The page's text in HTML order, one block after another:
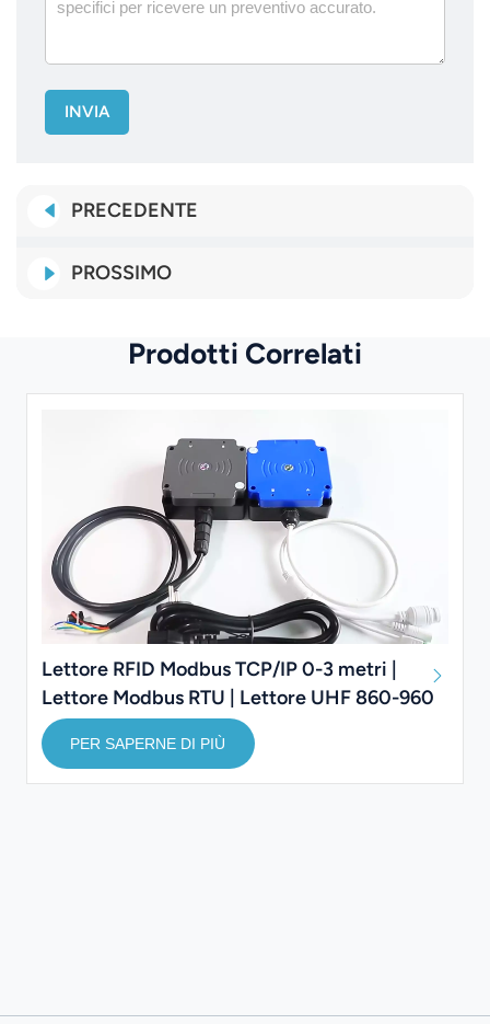
INVIA
PRECEDENTE
PROSSIMO
Prodotti Correlati
Lettore RFID Modbus TCP/IP 0-3 metri |
Lettore Modbus RTU | Lettore UHF 860-960
MHz
PER SAPERNE DI PIÙ